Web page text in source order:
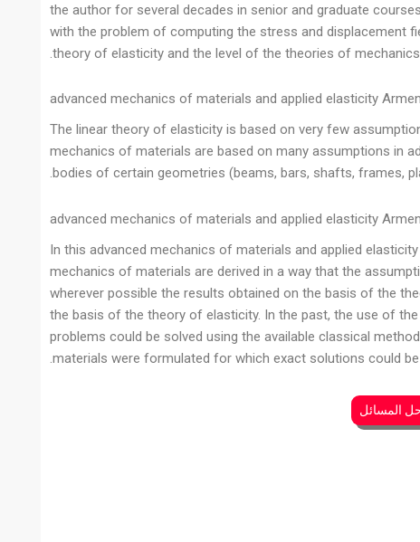
the author for several decades in senior and graduate
with the problem of computing the stress and displacement
theory of elasticity and the level of the theories of
advanced mechanics of materials and applied elasticity
The linear theory of elasticity is based on very few
mechanics of materials are based on many assumptions in
bodies of certain geometries (beams, bars, shafts, frames,
advanced mechanics of materials and applied elasticity
In this advanced mechanics of materials and applied
mechanics of materials are derived in a way that the
wherever possible the results obtained on the basis of the
the basis of the theory of elasticity. In the past, the use of
problems could be solved using the available classical
materials were formulated for which exact solutions could be
حل المسائل